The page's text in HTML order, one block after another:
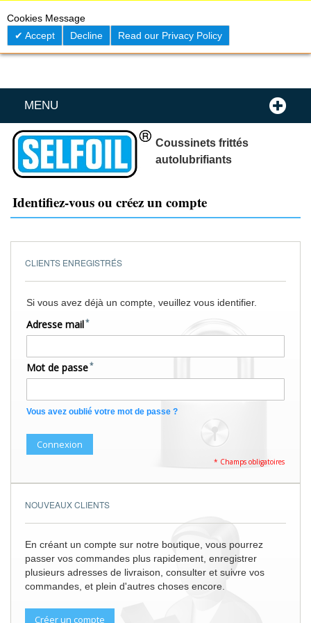
Cookies Message
Accept
Decline Read our Privacy Policy
to
Content
MENU
Coussinets frittés
autolubrifiants
Identifiez-vous ou créez un compte
NOUVEAUX CLIENTS
En créant un compte sur notre boutique, vous pourrez
passer vos commandes plus rapidement, enregistrer
plusieurs adresses de livraison, consulter et suivre vos
commandes, et plein d'autres choses encore.
Créer un compte
CLIENTS ENREGISTRÉS
Si vous avez déjà un compte, veuillez vous identifier.
Adresse mail
Mot de passe
Vous avez oublié votre mot de passe ?
Connexion